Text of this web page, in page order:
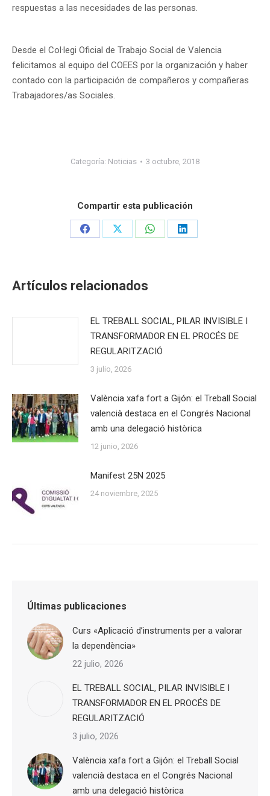
respuestas a las necesidades de las personas.
Desde el Col·legi Oficial de Trabajo Social de Valencia
felicitamos al equipo del COEES por la organización y haber
contado con la participación de compañeros y compañeras
Trabajadores/as Sociales.
Categoría: Noticias 3 octubre, 2018
Compartir esta publicación
Share
Share
Share
Share
Artículos relacionados
EL TREBALL SOCIAL, PILAR INVISIBLE I
TRANSFORMADOR EN EL PROCÉS DE
REGULARITZACIÓ
3 julio, 2026
València xafa fort a Gijón: el Treball Social
valencià destaca en el Congrés Nacional
amb una delegació històrica
12 junio, 2026
Manifest 25N 2025
24 noviembre, 2025
Últimas publicaciones
Curs «Aplicació d’instruments per a valorar
la dependència»
22 julio, 2026
EL TREBALL SOCIAL, PILAR INVISIBLE I
TRANSFORMADOR EN EL PROCÉS DE
REGULARITZACIÓ
3 julio, 2026
València xafa fort a Gijón: el Treball Social
valencià destaca en el Congrés Nacional
amb una delegació històrica